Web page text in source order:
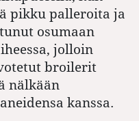
pikku palleroita ja
osumaan
jolloin
broilerit
nälkään
kanssa.